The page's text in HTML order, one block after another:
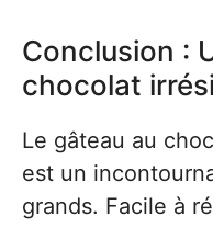
Conclusion :
chocolat
Le gâteau au
est un
grands. Facile à